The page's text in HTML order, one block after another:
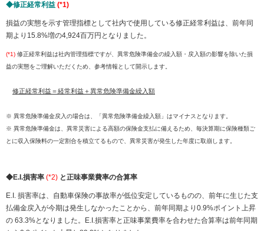
◆修正経常利益 (*1)
損益の実態を示す管理指標として社内で使用している修正経常利益は、前年同
期より15.8%増の4,924百万円となりました。
(*1) 修正経常利益は社内管理指標ですが、異常危険準備金の繰入額・戻入額の影響を除いた損
益の実態をご理解いただくため、参考情報として開示します。
修正経常利益＝経常利益＋異常危険準備金繰入額
※ 異常危険準備金戻入の場合は、「異常危険準備金繰入額」はマイナスとなります。
※ 異常危険準備金は、異常災害による高額の保険金支払に備えるため、毎決算期に保険種類ご
とに収入保険料の一定割合を積立てるもので、異常災害が発生した年度に取崩します。
◆E.I.損害率 (*2) と正味事業費率の合算率
E.I. 損害率は、自動車保険の事故率が低位安定しているものの、前年に生じた支
払備金戻入が今期は発生しなかったことから、前年同期より0.9%ポイント上昇
の 63.3%となりました。E.I.損害率と正味事業費率を合わせた合算率は前年同期